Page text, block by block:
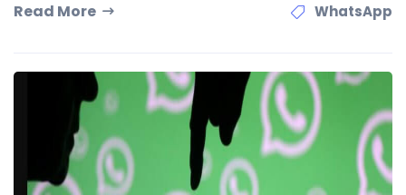
Read More WhatsApp